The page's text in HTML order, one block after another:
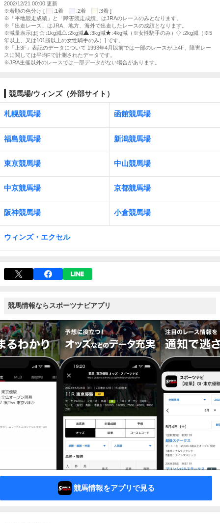
2002/12/21 00:00 更新
※着順の色分け [
:1着 :2着
:3着 ]
※「平地競走成績」と「障害競走成績」はJRAのレースのみとなります。
※「出走レース」はJRA、地方、海外で出走したレースの成績となります。
※減量表示は[
:1kg減 :2kg減 :3kg減 :4kg減（※女性騎手のみ）
:2kg減（※5
年以上、又は101勝以上の女性騎手のみ）] です。
※「上3F」表記のデータについて 1993年4月以前では一部のレースが上4F、障害レー
スに関しては平均Fで計測されたデータです。
※JRA主催以外のレースでは一部データがない場合があります。
競馬場/ウィンズ（外部サイト）
札幌競馬場 函館競馬場
福島競馬場 新潟競馬場
東京競馬場 中山競馬場
中京競馬場 京都競馬場
阪神競馬場 小倉競馬場
ウィンズ・エクセル
競馬情報ならスポーツナビアプリ
競馬情報をアプリで見る